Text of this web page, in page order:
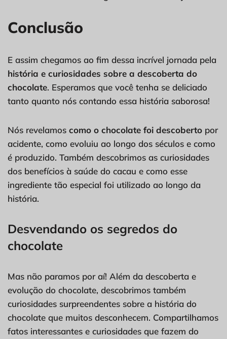
Conclusão
E assim chegamos ao fim dessa incrível jornada pela
história e curiosidades sobre a descoberta do
chocolate. Esperamos que você tenha se deliciado
tanto quanto nós contando essa história saborosa!
Nós revelamos como o chocolate foi descoberto por
acidente, como evoluiu ao longo dos séculos e como
é produzido. Também descobrimos as curiosidades
dos benefícios à saúde do cacau e como esse
ingrediente tão especial foi utilizado ao longo da
história.
Desvendando os segredos do
chocolate
Mas não paramos por aí! Além da descoberta e
evolução do chocolate, descobrimos também
curiosidades surpreendentes sobre a história do
chocolate que muitos desconhecem. Compartilhamos
fatos interessantes e curiosidades que fazem do